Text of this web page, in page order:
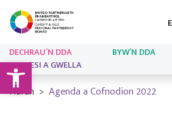
Open toolbar
DECHRAU’N DDA BYW’N DDA
ARLOESI A GWELLA
Hafan Agenda a Cofnodion 2022